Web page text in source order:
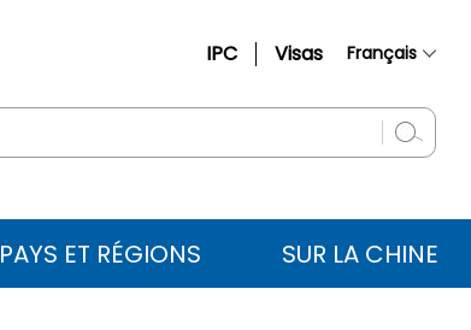
IPC Visas Français
English
عربي
PAYS ET RÉGIONS SUR LA CHINE